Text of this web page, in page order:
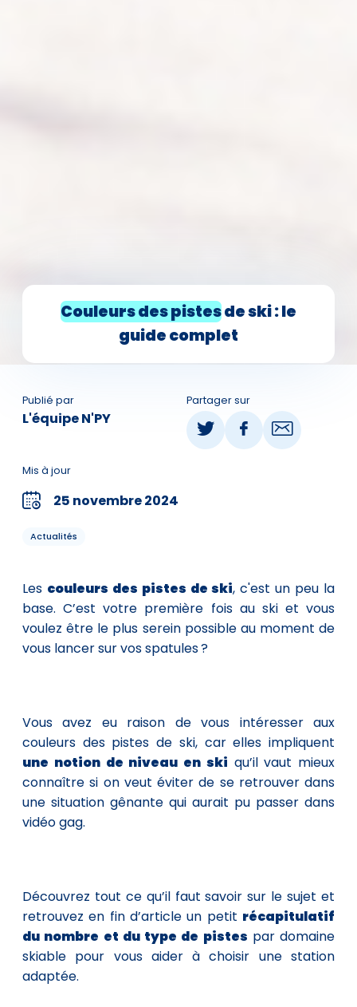
Couleurs des pistesde ski : le
guide complet
Publié par
L'équipe N'PY
Partager sur
Mis à jour
25 novembre 2024
Actualités
Les couleurs des pistes de ski, c'est un peu la
base. C’est votre première fois au ski et vous
voulez être le plus serein possible au moment de
vous lancer sur vos spatules ?
Vous avez eu raison de vous intéresser aux
couleurs des pistes de ski, car elles impliquent
une notion de niveau en ski qu’il vaut mieux
connaître si on veut éviter de se retrouver dans
une situation gênante qui aurait pu passer dans
vidéo gag.
Découvrez tout ce qu’il faut savoir sur le sujet et
retrouvez en fin d’article un petit récapitulatif
du nombre et du type de pistes par domaine
skiable pour vous aider à choisir une station
adaptée.